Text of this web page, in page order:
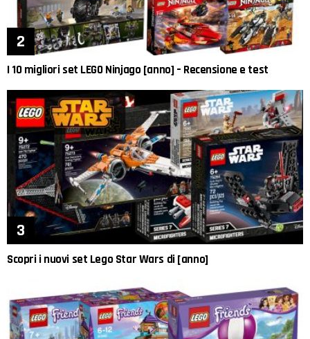
I 10 migliori set LEGO Ninjago [anno] – Recensione e test
Scopri i nuovi set Lego Star Wars di [anno]